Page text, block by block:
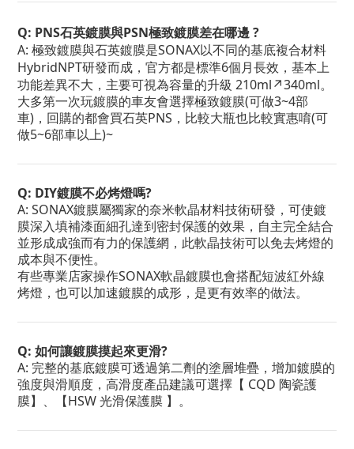
Q: PNS石英鍍膜與PSN極致鍍膜差在哪邊 ?
A: 極致鍍膜與石英鍍膜是SONAX以不同的基底複合材料
HybridNPT研發而成，官方都是標準6個月長效，基本上
功能差異不大，主要可視為容量的升級 210ml↗340ml。
大多第一次玩鍍膜的車友會選擇極致鍍膜(可做3~4部
車)，回購的都會買石英PNS，比較大瓶也比較實惠唷(可
做5~6部車以上)~
Q: DIY鍍膜不必烤燈嗎?
A: SONAX鍍膜屬獨家的奈米軟晶材料技術研發，可使鍍
膜深入填補漆面細孔達到密封保護的效果，自主完全結合
並形成成強而有力的保護網，此軟晶技術可以免去烤燈的
成本與不便性。
有些專業店家操作SONAX軟晶鍍膜也會搭配短波紅外線
烤燈，也可以加速鍍膜的成形，是更有效率的做法。
Q: 如何讓鍍膜摸起來更滑?
A: 完整的基底鍍膜可透過第二劑的塗層堆疊，增加鍍膜的
強度與滑順度，高滑度產品建議可選擇【 CQD 陶瓷護
膜】、【HSW 光滑保護膜 】。